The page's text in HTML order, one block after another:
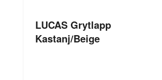
LUCAS Grytlapp
Kastanj/Beige